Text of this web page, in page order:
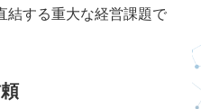
結する重大な経営課題で